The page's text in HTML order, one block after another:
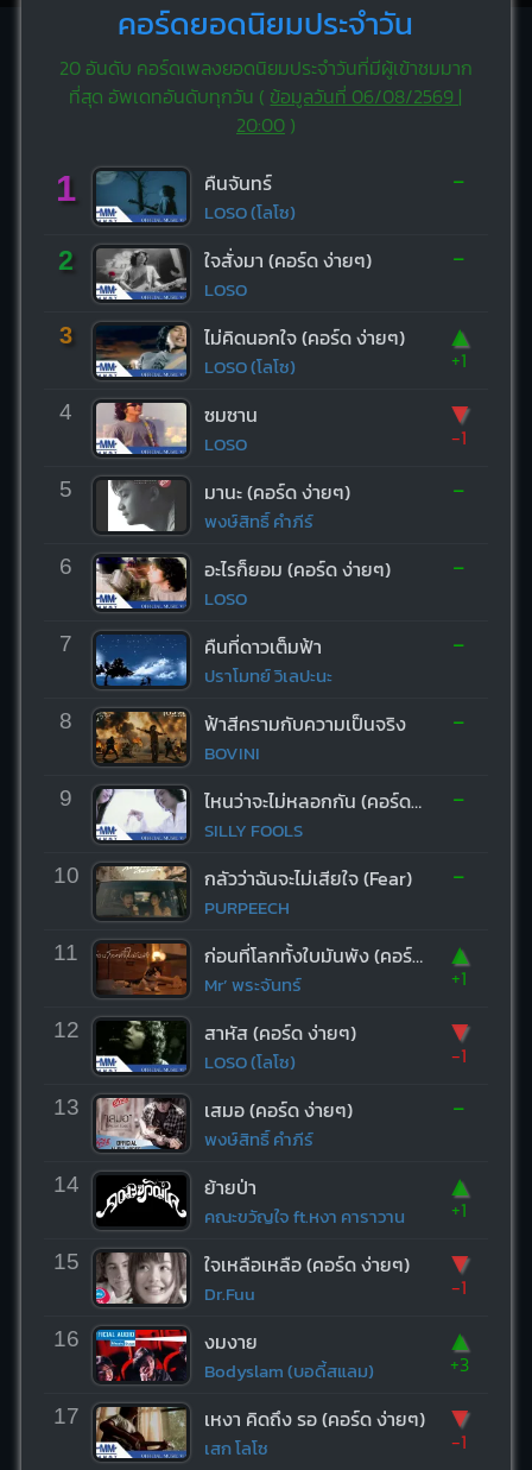
คอร์ดยอดนิยมประจำวัน
20 อันดับ คอร์ดเพลงยอดนิยมประจำวันที่มีผู้เข้าชมมาก
ที่สุด อัพเดทอันดับทุกวัน ( ข้อมูลวันที่ 06/08/2569 |
20:00)
1 คืนจันทร์
LOSO (โลโซ)
-
2 ใจสั่งมา (คอร์ด ง่ายๆ)
LOSO
-
3 ไม่คิดนอกใจ (คอร์ด ง่ายๆ)
LOSO (โลโซ)
▲
+1
4 ซมซาน
LOSO
▼
-1
5 มานะ (คอร์ด ง่ายๆ)
พงษ์สิทธิ์ คำภีร์
-
6 อะไรก็ยอม (คอร์ด ง่ายๆ)
LOSO
-
7 คืนที่ดาวเต็มฟ้า
ปราโมทย์ วิเลปะนะ
-
8 ฟ้าสีครามกับความเป็นจริง
BOVINI
-
9 ไหนว่าจะไม่หลอกกัน (คอร์ด ง่ายๆ)
SILLY FOOLS
-
10 กลัวว่าฉันจะไม่เสียใจ (Fear)
PURPEECH
-
11 ก่อนที่โลกทั้งใบมันพัง (คอร์ด ง่ายๆ)
Mr’ พระจันทร์
▲
+1
12 สาหัส (คอร์ด ง่ายๆ)
LOSO (โลโซ)
▼
-1
13 เสมอ (คอร์ด ง่ายๆ)
พงษ์สิทธิ์ คำภีร์
-
14 ย้ายป่า
คณะขวัญใจ ft.หงา คาราวาน
▲
+1
15 ใจเหลือเหลือ (คอร์ด ง่ายๆ)
Dr.Fuu
▼
-1
16 งมงาย
Bodyslam (บอดี้สแลม)
▲
+3
17 เหงา คิดถึง รอ (คอร์ด ง่ายๆ)
เสก โลโซ
▼
-1